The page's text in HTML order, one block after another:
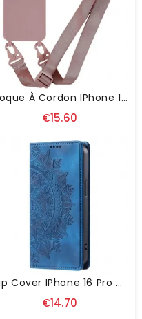
Coque À Cordon IPhone 16 Pro Max Réglable
€15.60
Flip Cover IPhone 16 Pro Max Effet Daim Mandala
€14.70